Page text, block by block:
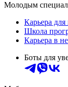
Молодым
Карьера
Школа
Карьера в
Боты для